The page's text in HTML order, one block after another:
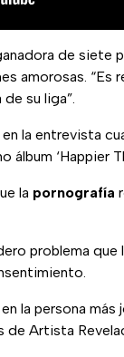
de siete
amorosas.
su liga”.
la entrevista
álbum ‘Happier
la pornografía
problema que
la persona más
de Artista